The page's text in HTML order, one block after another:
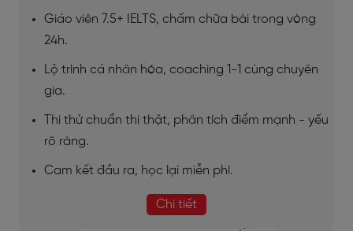
Giáo viên 7.5+ IELTS, chấm chữa bài trong vòng
24h.
Lộ trình cá nhân hóa, coaching 1-1 cùng chuyên
gia.
Thi thử chuẩn thi thật, phân tích điểm mạnh - yếu
rõ ràng.
Cam kết đầu ra, học lại miễn phí.
Chi tiết